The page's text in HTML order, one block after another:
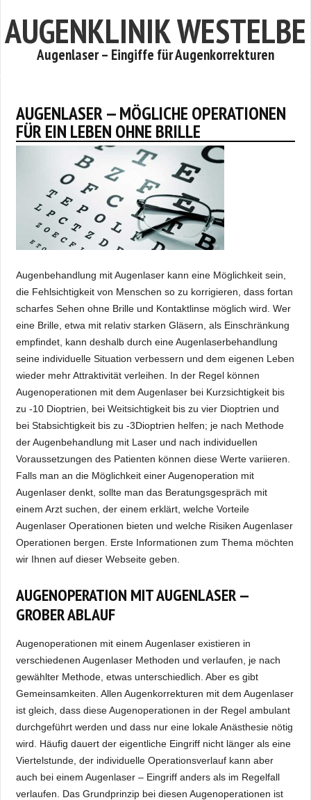
AUGENKLINIK WESTELBE
Augenlaser – Eingiffe für Augenkorrekturen
AUGENLASER — MÖGLICHE OPERATIONEN
FÜR EIN LEBEN OHNE BRILLE
Augenbehandlung mit Augenlaser kann eine Möglichkeit sein,
die Fehlsichtigkeit von Menschen so zu korrigieren, dass fortan
scharfes Sehen ohne Brille und Kontaktlinse möglich wird. Wer
eine Brille, etwa mit relativ starken Gläsern, als Einschränkung
empfindet, kann deshalb durch eine Augenlaserbehandlung
seine individuelle Situation verbessern und dem eigenen Leben
wieder mehr Attraktivität verleihen. In der Regel können
Augenoperationen mit dem Augenlaser bei Kurzsichtigkeit bis
zu -10 Dioptrien, bei Weitsichtigkeit bis zu vier Dioptrien und
bei Stabsichtigkeit bis zu -3Dioptrien helfen; je nach Methode
der Augenbehandlung mit Laser und nach individuellen
Voraussetzungen des Patienten können diese Werte variieren.
Falls man an die Möglichkeit einer Augenoperation mit
Augenlaser denkt, sollte man das Beratungsgespräch mit
einem Arzt suchen, der einem erklärt, welche Vorteile
Augenlaser Operationen bieten und welche Risiken Augenlaser
Operationen bergen. Erste Informationen zum Thema möchten
wir Ihnen auf dieser Webseite geben.
AUGENOPERATION MIT AUGENLASER —
GROBER ABLAUF
Augenoperationen mit einem Augenlaser existieren in
verschiedenen Augenlaser Methoden und verlaufen, je nach
gewählter Methode, etwas unterschiedlich. Aber es gibt
Gemeinsamkeiten. Allen Augenkorrekturen mit dem Augenlaser
ist gleich, dass diese Augenoperationen in der Regel ambulant
durchgeführt werden und dass nur eine lokale Anästhesie nötig
wird. Häufig dauert der eigentliche Eingriff nicht länger als eine
Viertelstunde, der individuelle Operationsverlauf kann aber
auch bei einem Augenlaser – Eingriff anders als im Regelfall
verlaufen. Das Grundprinzip bei diesen Augenoperationen ist